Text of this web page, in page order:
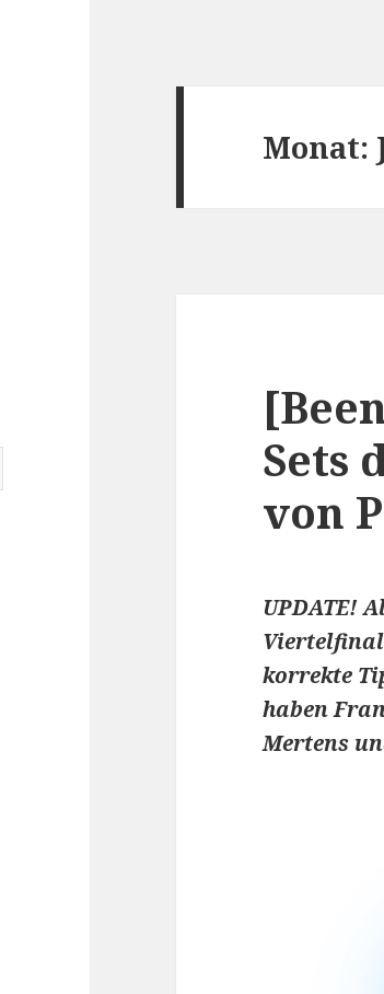
Monat:
Sets
von
UPDATE!
korrekte
haben
Mertens